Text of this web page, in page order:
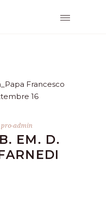
pro-admin
EM. D.